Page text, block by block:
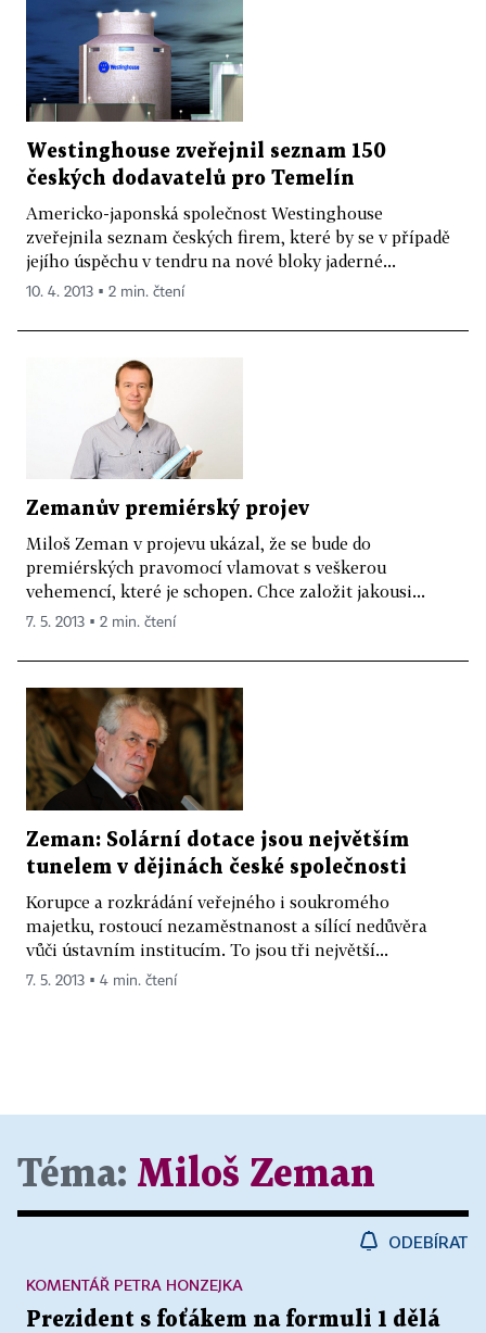
Westinghouse zveřejnil seznam 150
českých dodavatelů pro Temelín
Americko-japonská společnost Westinghouse
zveřejnila seznam českých firem, které by se v případě
jejího úspěchu v tendru na nové bloky jaderné...
10. 4. 2013 ▪ 2 min. čtení
Zemanův premiérský projev
Miloš Zeman v projevu ukázal, že se bude do
premiérských pravomocí vlamovat s veškerou
vehemencí, které je schopen. Chce založit jakousi...
7. 5. 2013 ▪ 2 min. čtení
Zeman: Solární dotace jsou největším
tunelem v dějinách české společnosti
Korupce a rozkrádání veřejného i soukromého
majetku, rostoucí nezaměstnanost a sílící nedůvěra
vůči ústavním institucím. To jsou tři největší...
7. 5. 2013 ▪ 4 min. čtení
Téma: Miloš Zeman
ODEBÍRAT
Prezident s foťákem na formuli 1 dělá
KOMENTÁŘ PETRA HONZEJKA